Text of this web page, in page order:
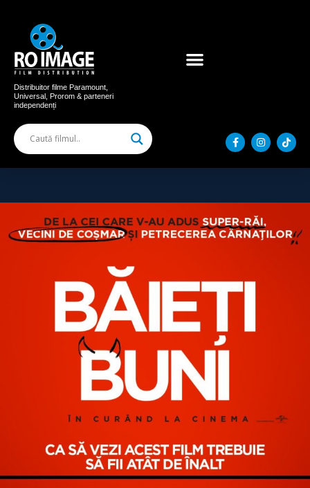
Distribuitor filme Paramount,
Universal, Prorom & parteneri
independenți